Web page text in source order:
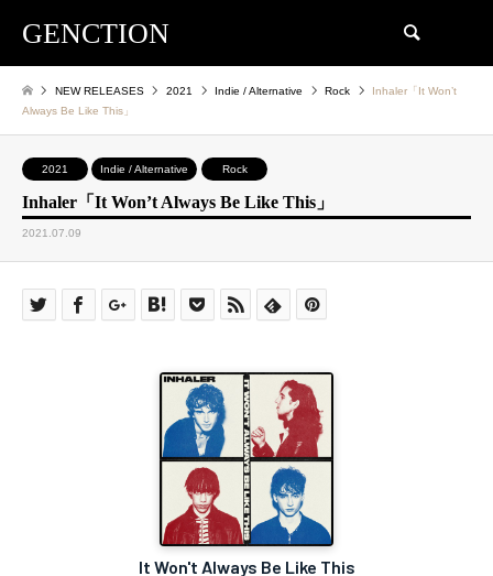
GENCTION
NEW RELEASES 2021 Indie / Alternative Rock
Inhaler「It Won’t
Always Be Like This」
2021 Indie / Alternative Rock
Inhaler「It Won’t Always Be Like This」
2021.07.09